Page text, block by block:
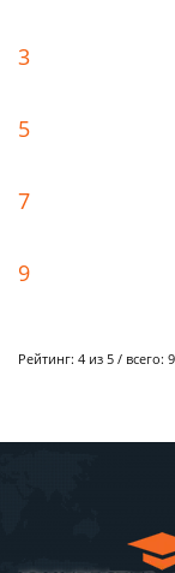
3
5
7
9
Рейтинг: 4 из 5 / всего: